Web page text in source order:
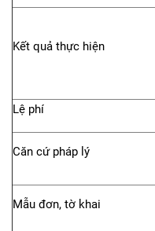
Kết quả thực hiện
Lệ phí
Căn cứ pháp lý
Mẫu đơn, tờ khai